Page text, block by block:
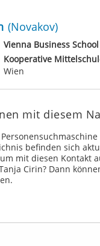
mit diesem
befinden sich
mit diesen Kontakt
Cirin? Dann
(Novakov)
Vienna Business
Kooperative
Wien